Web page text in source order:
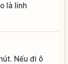
là linh
Nếu đi ô